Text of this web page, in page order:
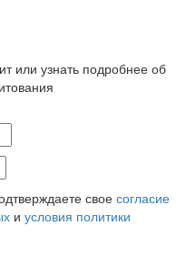
или узнать подробнее об
свое согласие
и условия политики